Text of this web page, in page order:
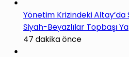
Yönetim Krizindeki Altay’da
Siyah-Beyazlılar Topbaşı
47 dakika önce